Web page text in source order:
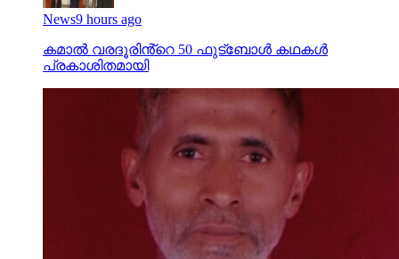
News9 hours ago
കമാൽ വരദൂരിൻ്റെ 50 ഫുട്ബോൾ കഥകൾ
പ്രകാശിതമായി